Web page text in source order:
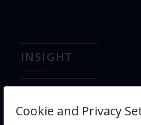
Cookie and Privacy
INSIGHT
multidisciplinary